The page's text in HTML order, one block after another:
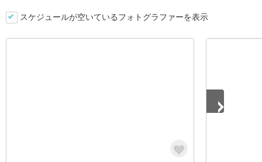
スケジュールが空いているフォトグラファーを表示